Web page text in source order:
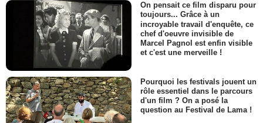
On pensait ce film disparu pour
toujours... Grâce à un
incroyable travail d'enquête, ce
chef d'oeuvre invisible de
Marcel Pagnol est enfin visible
et c'est une merveille !
Pourquoi les festivals jouent un
rôle essentiel dans le parcours
d'un film ? On a posé la
question au Festival de Lama !